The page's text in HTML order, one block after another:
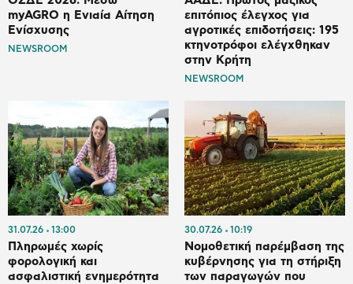
myAGRO η Ενιαία Αίτηση
Ενίσχυσης
NEWSROOM
επιτόπιος έλεγχος για
αγροτικές επιδοτήσεις: 195
κτηνοτρόφοι ελέγχθηκαν
στην Κρήτη
NEWSROOM
31.07.26 13:00
Πληρωμές χωρίς
φορολογική και
ασφαλιστική ενημερότητα
30.07.26 10:19
Νομοθετική παρέμβαση της
κυβέρνησης για τη στήριξη
των παραγωγών που